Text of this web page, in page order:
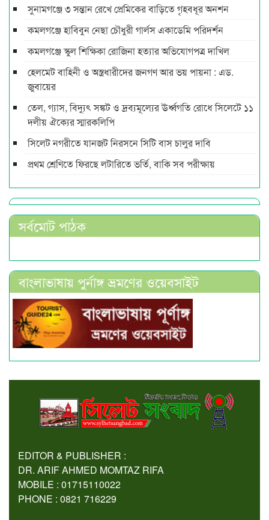
সুনামগঞ্জে ৩ সন্তান রেখে প্রেমিকের বাড়িতে গৃহবধূর অনশন
কমলগঞ্জে হাবিবুন নেছা চৌধুরী গার্লস একাডেমি পরিদর্শন
কমলগঞ্জে স্কুল শিক্ষিকা রোজিনা হত্যার অভিযোগপত্র দাখিল
হেলমেট বাহিনী ও অস্ত্রধারীদের জনগণ আর ভয় পায়না : এড.
জুবায়ের
তেল, গ্যাস, বিদ্যুৎ সঙ্কট ও দ্রব্যমূল্যের ঊর্ধ্বগতি রোধে সিলেটে ১১
দলীয় ঐক্যের স্মারকলিপি
সিলেট নগরীতে যানজট নিরসনে সিটি বাস চালুর দাবি
প্রথম শ্রেণিতে ফিরছে লটারিতে ভর্তি, বাকি সব পরীক্ষায়
সর্বমোট পাঠক
বাংলাভাষায় পুর্নাঙ্গ ভ্রমণের ওয়েবসাইট
EDITOR & PUBLISHER :
DR. ARIF AHMED MOMTAZ RIFA
MOBILE : 01715110022
PHONE : 0821 716229